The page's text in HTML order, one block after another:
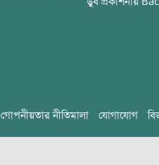
গোপনীয়তার নীতিমালা যোগাযোগ